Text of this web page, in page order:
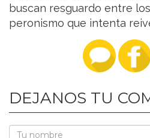
buscan resguardo entre
peronismo que intenta
DEJANOS TU